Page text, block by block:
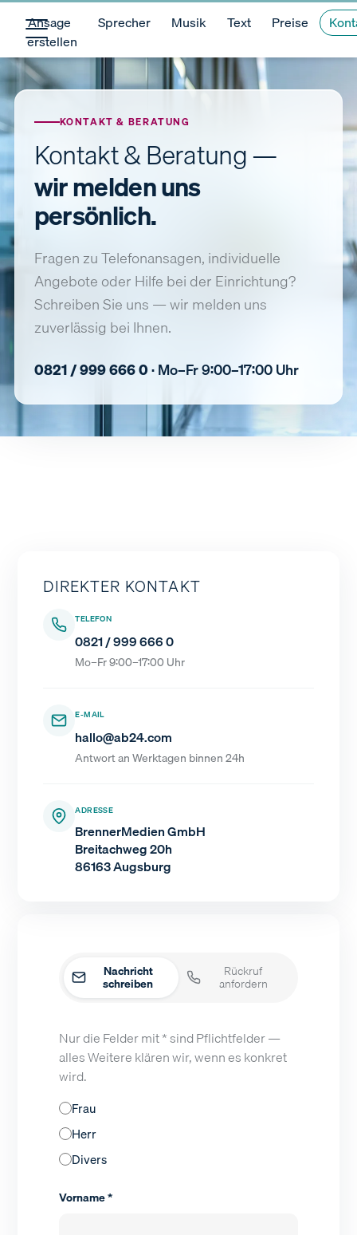
Ansage
erstellen
Sprecher Musik Text Preise
KONTAKT & BERATUNG
Kontakt & Beratung —
wir melden uns
persönlich.
Fragen zu Telefonansagen, individuelle
Angebote oder Hilfe bei der Einrichtung?
Schreiben Sie uns — wir melden uns
zuverlässig bei Ihnen.
0821 / 999 666 0· Mo–Fr 9:00–17:00 Uhr
DIREKTER KONTAKT
TELEFON
0821 / 999 666 0
Mo–Fr 9:00–17:00 Uhr
E-MAIL
hallo@ab24.com
Antwort an Werktagen binnen 24h
ADRESSE
BrennerMedien GmbH
Breitachweg 20h
86163 Augsburg
Nachricht
schreiben
Rückruf
anfordern
Nur die Felder mit * sind Pflichtfelder —
alles Weitere klären wir, wenn es konkret
wird.
Frau
Herr
Divers
Vorname *